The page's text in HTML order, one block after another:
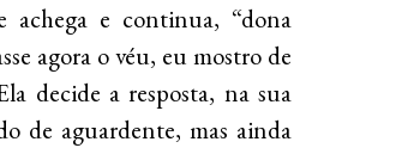
achega e continua, “dona
agora o véu, eu mostro de
decide a resposta, na sua
de aguardente, mas ainda